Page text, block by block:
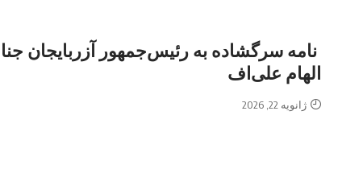
نامه سرگشاده به رئیس‌جمهور آزربایجان
الهام علی‌اف
ژانویه 22, 2026